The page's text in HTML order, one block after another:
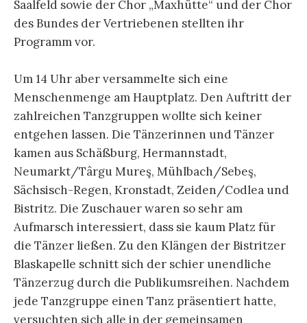
Saalfeld sowie der Chor „Maxhütte“ und der Chor
des Bundes der Vertriebenen stellten ihr
Programm vor.
Um 14 Uhr aber versammelte sich eine
Menschenmenge am Hauptplatz. Den Auftritt der
zahlreichen Tanzgruppen wollte sich keiner
entgehen lassen. Die Tänzerinnen und Tänzer
kamen aus Schäßburg, Hermannstadt,
Neumarkt/Târgu Mureş, Mühlbach/Sebeş,
Sächsisch-Regen, Kronstadt, Zeiden/Codlea und
Bistritz. Die Zuschauer waren so sehr am
Aufmarsch interessiert, dass sie kaum Platz für
die Tänzer ließen. Zu den Klängen der Bistritzer
Blaskapelle schnitt sich der schier unendliche
Tänzerzug durch die Publikumsreihen. Nachdem
jede Tanzgruppe einen Tanz präsentiert hatte,
versuchten sich alle in der gemeinsamen